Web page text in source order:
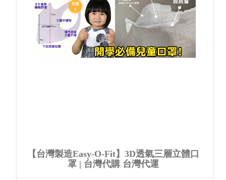
【台灣製造Easy-O-Fit】3D透氣三層立體口
罩 | 台灣代購 台灣代運